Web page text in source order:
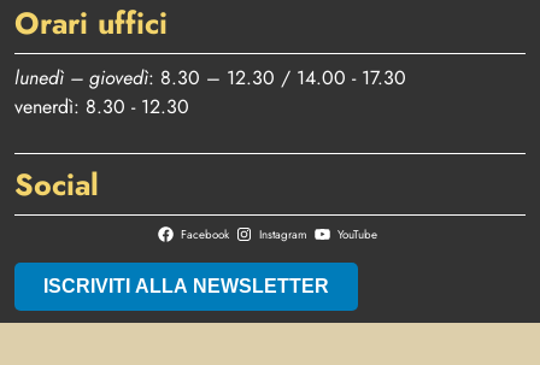
Orari uffici
lunedì – giovedì: 8.30 – 12.30 / 14.00 - 17.30
venerdì: 8.30 - 12.30
Social
Facebook Instagram YouTube
ISCRIVITI ALLA NEWSLETTER